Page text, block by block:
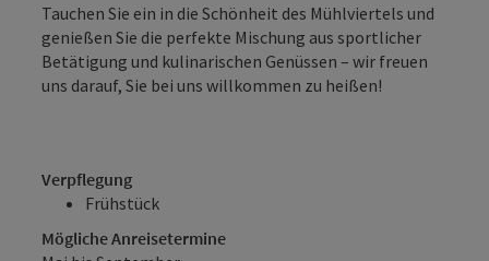
Tauchen Sie ein in die Schönheit des Mühlviertels und
genießen Sie die perfekte Mischung aus sportlicher
Betätigung und kulinarischen Genüssen – wir freuen
uns darauf, Sie bei uns willkommen zu heißen!
Verpflegung
Frühstück
Mögliche Anreisetermine